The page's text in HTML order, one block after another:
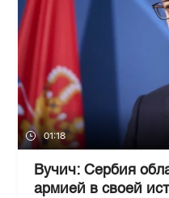
01:18
Вучич: Сербия
армией в своей